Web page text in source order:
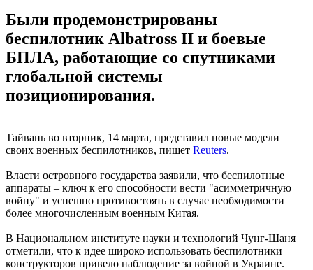
Были продемонстрированы
беспилотник Albatross II и боевые
БПЛА, работающие со спутниками
глобальной системы
позиционирования.
Тайвань во вторник, 14 марта, представил новые модели
своих военных беспилотников, пишет Reuters.
Власти островного государства заявили, что беспилотные
аппараты – ключ к его способности вести "асимметричную
войну" и успешно противостоять в случае необходимости
более многочисленным военным Китая.
В Национальном институте науки и технологий Чунг-Шаня
отметили, что к идее широко использовать беспилотники
конструкторов привело наблюдение за войной в Украине.